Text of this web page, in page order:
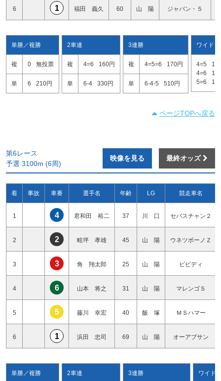
6 1 福田 義久 60 山 陽 ジャパン・５
単勝／複勝
複 0 無投票
単 6 210円
2車連
複 4=6 160円
単 6-4 330円
3連勝
複 4=5=6 170円
単 6-4-5 510円
ワイド
4=5
4=6
5=6
ページTOPへ戻る
第6レース
予選 3100m (6周)
映像を見る 最終オッズ
着 事故 車番 選手名 年齢 LG 競走車名
1 4 君和田 裕二 37 川 口 セバスチャン２
2 2 畦坪 孝雄 45 山 陽 ウネツボーノＺ
3 3 角 翔太郎 25 山 陽 ビビディ
4 6 山本 将之 31 山 陽 マレンゴＳ
5 5 藤川 幸宏 40 飯 塚 ＭＳハマー
6 1 浜田 忠司 69 山 陽 オーアブサン
単勝／複勝 2車連 3連勝 ワイド